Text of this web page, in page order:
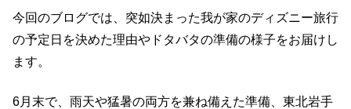
今回のブログでは、突如決まった我が家のディズニー旅行
の予定日を決めた理由やドタバタの準備の様子をお届けし
ます。
6月末で、雨天や猛暑の両方を兼ね備えた準備、東北岩手